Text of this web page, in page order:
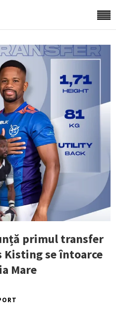
primul transfer
Kisting se întoarce
Mare